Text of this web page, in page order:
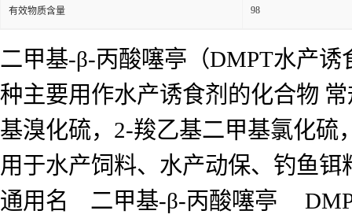
有效物质含量 98
二甲基-β-丙酸噻亭（DMPT水产
种主要用作水产诱食剂的化合物
基溴化硫，2-羧乙基二甲基氯化硫
用于水产饲料、水产动保、钓鱼
通用名 二甲基-β-丙酸噻亭